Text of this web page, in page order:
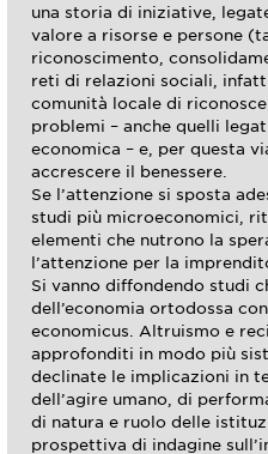
una storia di iniziative,
valore a risorse e persone
riconoscimento,
reti di relazioni sociali,
comunità locale di
problemi – anche quelli
economica – e, per questa
accrescere il benessere.
Se l’attenzione si sposta
studi più microeconomici,
elementi che nutrono la
l’attenzione per la
Si vanno diffondendo studi
dell’economia ortodossa
economicus. Altruismo e
approfonditi in modo più
declinate le implicazioni in
dell’agire umano, di
di natura e ruolo delle
prospettiva di indagine